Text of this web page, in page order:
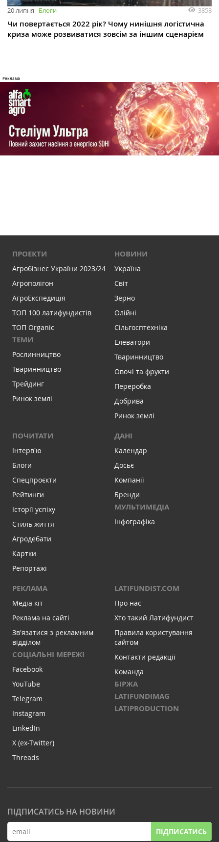
20 липня Блоги 3858
Чи повертається 2022 рік? Чому нинішня логістична
криза може розвиватися зовсім за іншим сценарієм
ПРОЕКТИ
Агробізнес України 2023/24
Агрополігон
АгроЕкспедиція
ТОП 100 латифундистів
ТОП Organic
ТЕМИ
Рослинництво
Тваринництво
Трейдинг
Ринок землі
НОВИНИ
Україна
Світ
Зерно
Олійні
Сільгосптехніка
Елеватори
Тваринництво
Овочі та фрукти
Переробка
Добрива
Ринок землі
ПОЧИТАТИ
Інтервʼю
Блоги
Спецпроєкти
Рейтинги
Історії успіху
Стиль життя
Агродебати
Картки
Репортажі
ДАНІ
Календар
Досьє
Компанії
Бренди
МУЛЬТИМЕДІА
Інфографіка
РЕКЛАМА
Медіа кіт
Реклама на сайті
Зв'язатися з рекламним
відділом
СОЦІАЛЬНІ МЕРЕЖІ
Facebook
YouTube
Telegram
Instagram
LinkedIn
X (ex-Twitter)
Threads
LATIFUNDIST.COM
Про нас
Хто такий Латифундист
Правила користування
сайтом
Контакти редакції
Команда
БІРЖА
LATIFUNDIMAG
LATIPRODUCTION
ПІДПИСАТИСЬ НА НОВИНИ
ПІДПИСАТИСЬ